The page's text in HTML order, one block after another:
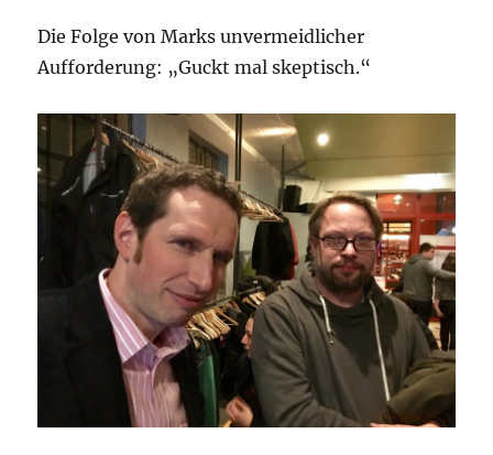
Die Folge von Marks unvermeidlicher
Aufforderung: „Guckt mal skeptisch.“